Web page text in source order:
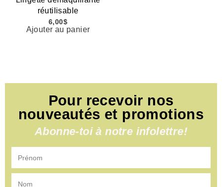
réutilisable
6,00$
Ajouter au panier
Pour recevoir nos
nouveautés et promotions
Abonne-toi à notre infolettre!